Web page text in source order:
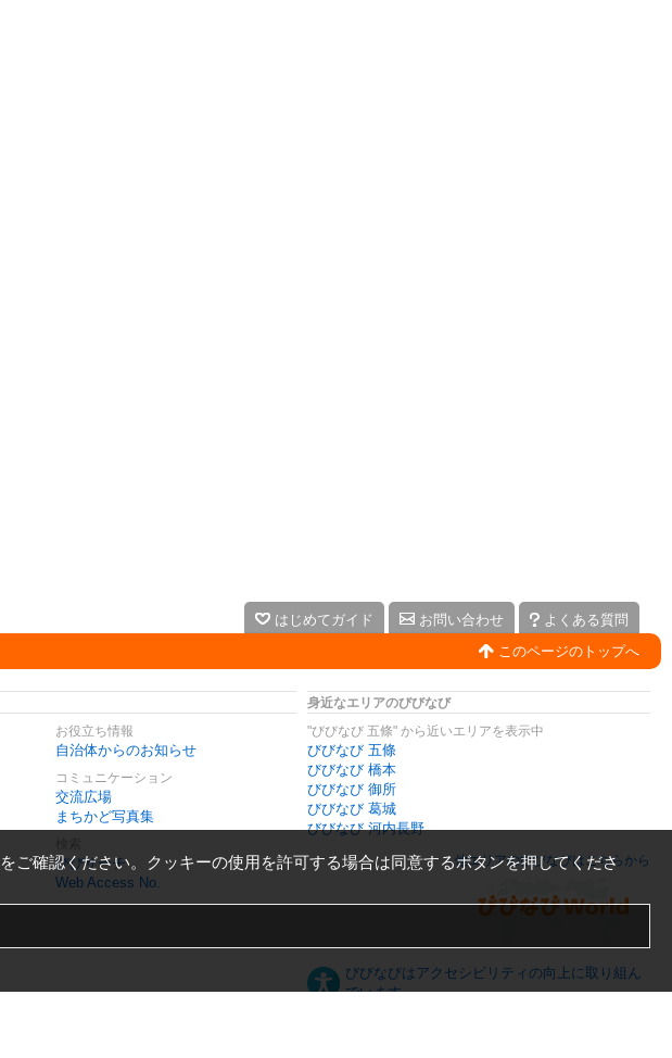
はじめてガイド お問い合わせ
よくある質問
このページのトップへ
お役立ち情報
自治体からのお知らせ
コミュニケーション
交流広場
まちかど写真集
びびサーチ
Web Access No.
身近なエリアのびびなび
"びびなび 五條" から近いエリアを表示中
びびなび 五條
びびなび 橋本
びびなび 御所
びびなび 葛城
びびなび 河内長野
他エリアのびびなびはこちらから
びびなびはアクセシビリティの向上に取り組ん
でいます。
をご確認ください。クッキーの使用を許可する場合は同意するボタンを押してくださ